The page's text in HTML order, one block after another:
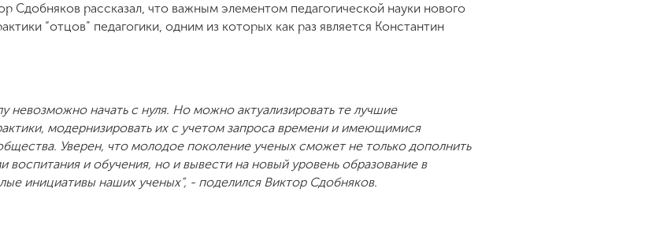
Сдобняков рассказал, что важным элементом педагогической науки нового
“отцов” педагогики, одним из которых как раз является Константин
невозможно начать с нуля. Но можно актуализировать те лучшие
модернизировать их с учетом запроса времени и имеющимися
Уверен, что молодое поколение ученых сможет не только дополнить
и обучения, но и вывести на новый уровень образование в
инициативы наших ученых”, - поделился Виктор Сдобняков.